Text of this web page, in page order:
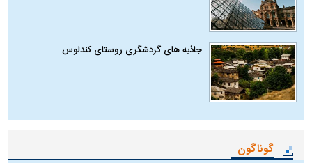
جاذبه های گردشگری روستای کندلوس
گوناگون